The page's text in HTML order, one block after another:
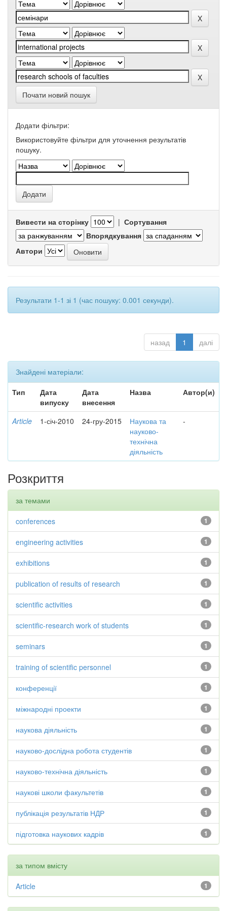
Почати новий пошук
Додати фільтри:
Використовуйте фільтри для уточнення результатів
пошуку.
Вивести на сторінку | Сортування
Впорядкування
Автори
Результати 1-1 зі 1 (час пошуку: 0.001 секунди).
назад 1 далі
Знайдені матеріали:
Тип
Дата
випуску
Дата
внесення
Назва Автор(и)
Article 1-січ-2010 24-гру-2015
Наукова та
науково-
технічна
діяльність
-
Розкриття
за темами
1
conferences
1
engineering activities
1
exhibitions
1
publication of results of research
1
scientific activities
1
scientific-research work of students
1
seminars
1
training of scientific personnel
1
конференції
1
міжнародні проекти
1
наукова діяльність
1
науково-дослідна робота студентів
1
науково-технічна діяльність
1
наукові школи факультетів
1
публікація результатів НДР
1
підготовка наукових кадрів
за типом вмісту
1
Article